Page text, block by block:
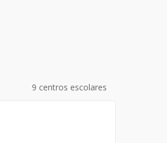
9 centros escolares